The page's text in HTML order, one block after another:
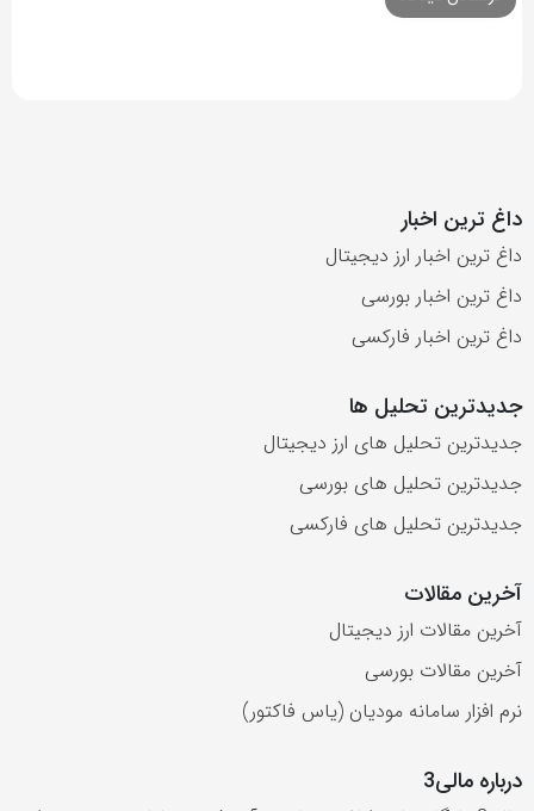
داغ ترین اخبار
داغ ترین اخبار ارز دیجیتال
داغ ترین اخبار بورسی
داغ ترین اخبار فارکسی
جدیدترین تحلیل ها
جدیدترین تحلیل های ارز دیجیتال
جدیدترین تحلیل های بورسی
جدیدترین تحلیل های فارکسی
آخرین مقالات
آخرین مقالات ارز دیجیتال
آخرین مقالات بورسی
نرم افزار سامانه مودیان (یاس فاکتور)
درباره مالی3